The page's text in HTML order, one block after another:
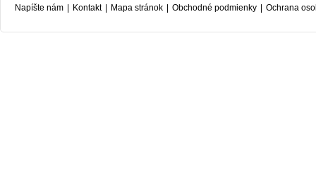
Napíšte nám Kontakt Mapa stránok Obchodné podmienky Ochrana